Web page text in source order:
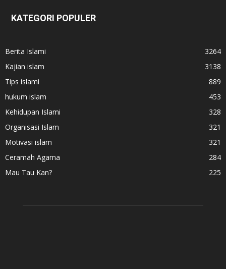
KATEGORI POPULER
Berita Islami
3264
Kajian islam
3138
Tips islami
889
hukum islam
453
Kehidupan Islami
328
Organisasi Islam
321
Motivasi islam
321
Ceramah Agama
284
Mau Tau Kan?
225